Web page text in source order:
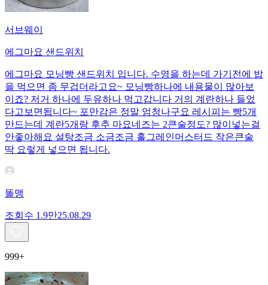
서브웨이
에그마요 샌드위치
에그마요 모닝빵 샌드위치 입니다. 수영을 하는데 가기전에 밥
을 먹으면 좀 무겁더라고요~ 모닝빵하나에 내용물이 많아보
이죠? 저거 하나에 두유하나 먹고갑니다 거의 계란하나 들었
다고보면됩니다~ 포만감은 정말 엄청나구요 레시피는 빵5개
만드는데 계란5개랑 후추 마요네즈는 2큰술정도? 많이넣는걸
안좋아해요 설탕조금 소금조금 홀그레인머스터드 작은큰술
딱 요렇게 넣으면 됩니다.
똘맹
조회수 1.9만25.08.29
999+